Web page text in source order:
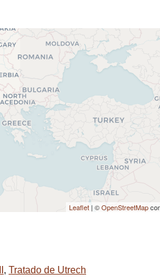
Leaflet | ©OpenStreetMap
, Tratado de Utrech